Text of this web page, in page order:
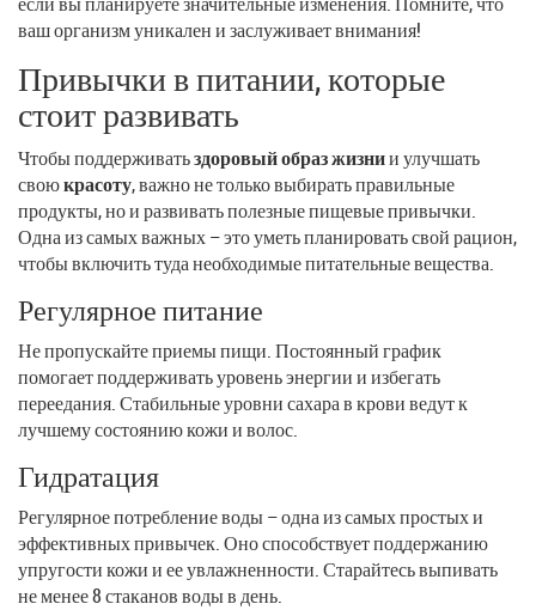
ваш организм уникален и заслуживает внимания!
Привычки в питании, которые
стоит развивать
Чтобы поддерживатьздоровый образ жизнии улучшать
своюкрасоту, важно не только выбирать правильные
продукты, но и развивать полезные пищевые привычки.
Одна из самых важных – это уметь планировать свой рацион,
чтобы включить туда необходимые питательные вещества.
Регулярное питание
Не пропускайте приемы пищи. Постоянный график
помогает поддерживать уровень энергии и избегать
переедания. Стабильные уровни сахара в крови ведут к
лучшему состоянию кожи и волос.
Гидратация
Регулярное потребление воды – одна из самых простых и
эффективных привычек. Оно способствует поддержанию
упругости кожи и ее увлажненности. Старайтесь выпивать
не менее 8 стаканов воды в день.